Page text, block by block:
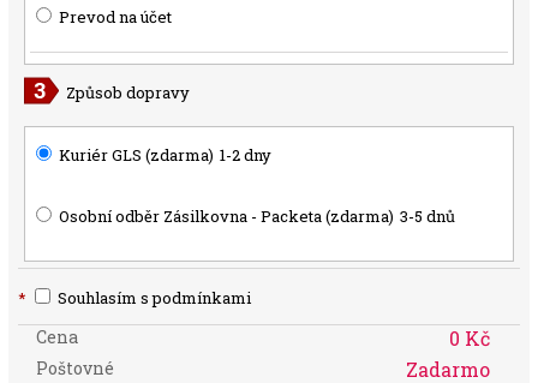
Prevod na účet
Způsob dopravy
Kuriér GLS (zdarma) 1-2 dny
Osobní odběr Zásilkovna - Packeta (zdarma) 3-5 dnů
* Souhlasím s podmínkami
Cena 0 Kč
Poštovné Zadarmo